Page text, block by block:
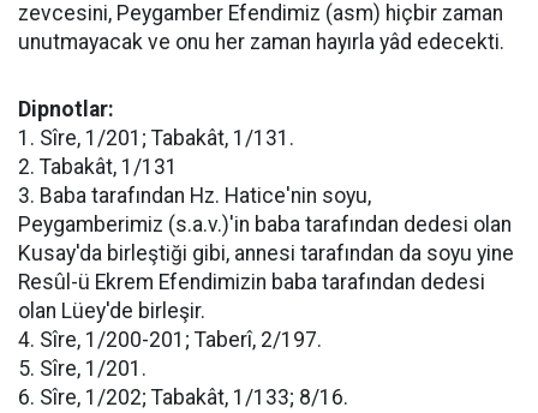
zevcesini, Peygamber Efendimiz (asm) hiçbir zaman
unutmayacak ve onu her zaman hayırla yâd edecekti.
Dipnotlar:
1. Sîre, 1/201; Tabakât, 1/131.
2. Tabakât, 1/131
3. Baba tarafından Hz. Hatice'nin soyu,
Peygamberimiz (s.a.v.)'in baba tarafından dedesi olan
Kusay'da birleştiği gibi, annesi tarafından da soyu yine
Resûl-ü Ekrem Efendimizin baba tarafından dedesi
olan Lüey'de birleşir.
4. Sîre, 1/200-201; Taberî, 2/197.
5. Sîre, 1/201.
6. Sîre, 1/202; Tabakât, 1/133; 8/16.